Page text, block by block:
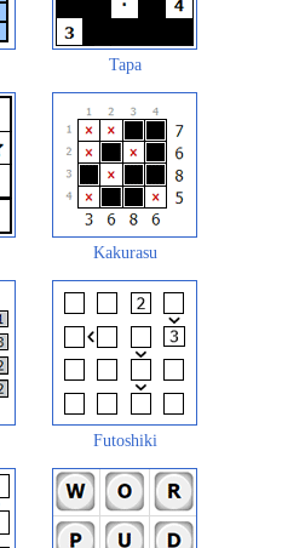
Tapa
Kakurasu
Futoshiki